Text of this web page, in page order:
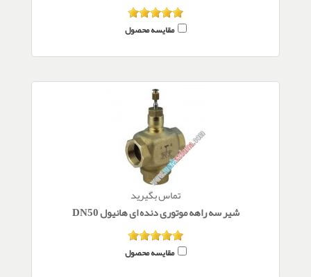
مقایسه محصول
تماس بگیرید
شیر سه راهه موتوری دنده ای هانیول DN50
مقایسه محصول